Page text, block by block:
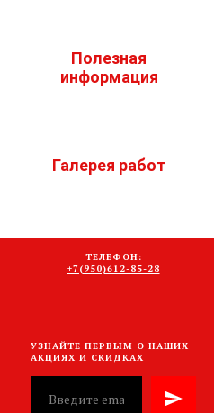
Полезная
информация
Галерея работ
ТЕЛЕФОН:
+7(950)612-85-28
УЗНАЙТЕ ПЕРВЫМ О НАШИХ
АКЦИЯХ И СКИДКАХ